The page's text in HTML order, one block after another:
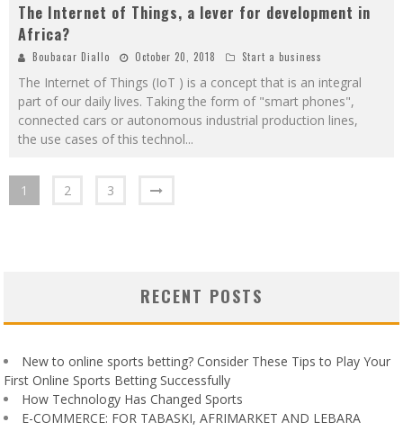
The Internet of Things, a lever for development in
Africa?
Boubacar Diallo October 20, 2018 Start a business
The Internet of Things (IoT ) is a concept that is an integral
part of our daily lives. Taking the form of "smart phones",
connected cars or autonomous industrial production lines,
the use cases of this technol...
1 2 3
RECENT POSTS
New to online sports betting? Consider These Tips to Play Your
First Online Sports Betting Successfully
How Technology Has Changed Sports
E-COMMERCE: FOR TABASKI, AFRIMARKET AND LEBARA